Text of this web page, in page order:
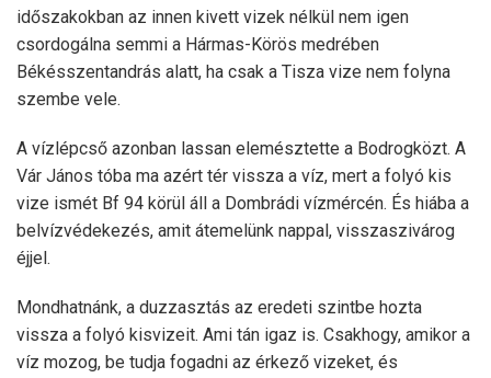
időszakokban az innen kivett vizek nélkül nem igen
csordogálna semmi a Hármas-Körös medrében
Békésszentandrás alatt, ha csak a Tisza vize nem folyna
szembe vele.
A vízlépcső azonban lassan elemésztette a Bodrogközt. A
Vár János tóba ma azért tér vissza a víz, mert a folyó kis
vize ismét Bf 94 körül áll a Dombrádi vízmércén. És hiába a
belvízvédekezés, amit átemelünk nappal, visszaszivárog
éjjel.
Mondhatnánk, a duzzasztás az eredeti szintbe hozta
vissza a folyó kisvizeit. Ami tán igaz is. Csakhogy, amikor a
víz mozog, be tudja fogadni az érkező vizeket, és